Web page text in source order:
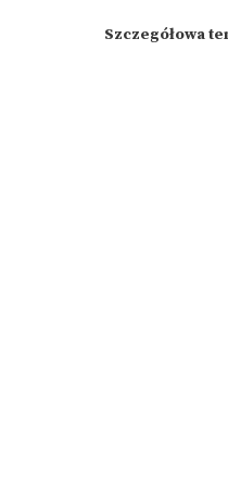
Szczegółowa